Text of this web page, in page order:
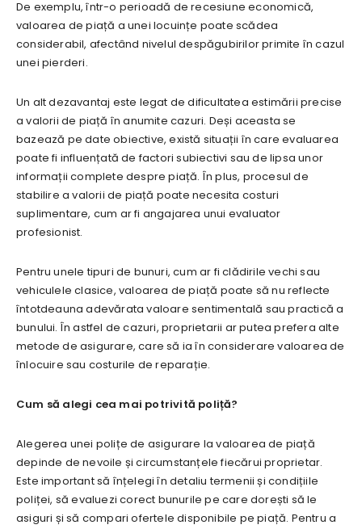
De exemplu, într-o perioadă de recesiune economică,
valoarea de piață a unei locuințe poate scădea
considerabil, afectând nivelul despăgubirilor primite în cazul
unei pierderi.
Un alt dezavantaj este legat de dificultatea estimării precise
a valorii de piață în anumite cazuri. Deși aceasta se
bazează pe date obiective, există situații în care evaluarea
poate fi influențată de factori subiectivi sau de lipsa unor
informații complete despre piață. În plus, procesul de
stabilire a valorii de piață poate necesita costuri
suplimentare, cum ar fi angajarea unui evaluator
profesionist.
Pentru unele tipuri de bunuri, cum ar fi clădirile vechi sau
vehiculele clasice, valoarea de piață poate să nu reflecte
întotdeauna adevărata valoare sentimentală sau practică a
bunului. În astfel de cazuri, proprietarii ar putea prefera alte
metode de asigurare, care să ia în considerare valoarea de
înlocuire sau costurile de reparație.
Cum să alegi cea mai potrivită poliță?
Alegerea unei polițe de asigurare la valoarea de piață
depinde de nevoile și circumstanțele fiecărui proprietar.
Este important să înțelegi în detaliu termenii și condițiile
poliței, să evaluezi corect bunurile pe care dorești să le
asiguri și să compari ofertele disponibile pe piață. Pentru a